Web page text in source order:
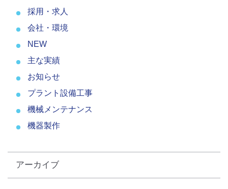
採用・求人
会社・環境
NEW
主な実績
お知らせ
プラント設備工事
機械メンテナンス
機器製作
アーカイブ